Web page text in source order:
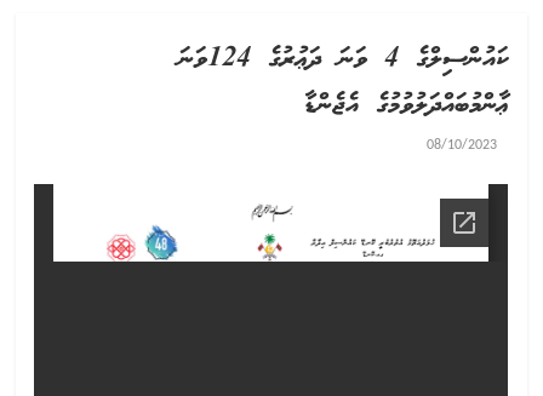
ކައުންސިލްގެ 4 ވަނަ ދަޢުރުގެ 124ވަނަ
ޢާންމުބައްދަލުވުމުގެ އެޖެންޑާ
08/10/2023